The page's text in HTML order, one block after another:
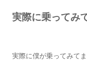
実際に乗ってみ
実際に僕が乗ってみて